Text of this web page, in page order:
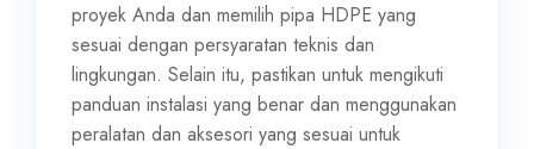
proyek Anda dan memilih pipa HDPE yang
sesuai dengan persyaratan teknis dan
lingkungan. Selain itu, pastikan untuk mengikuti
panduan instalasi yang benar dan menggunakan
peralatan dan aksesori yang sesuai untuk